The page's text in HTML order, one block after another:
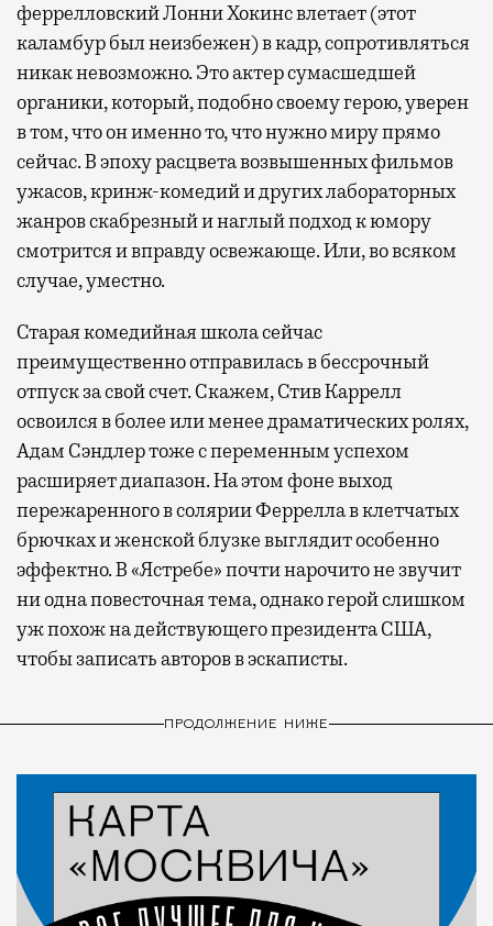
феррелловский Лонни Хокинс влетает (этот
каламбур был неизбежен) в кадр, сопротивляться
никак невозможно. Это актер сумасшедшей
органики, который, подобно своему герою, уверен
в том, что он именно то, что нужно миру прямо
сейчас. В эпоху расцвета возвышенных фильмов
ужасов, кринж-комедий и других лабораторных
жанров скабрезный и наглый подход к юмору
смотрится и вправду освежающе. Или, во всяком
случае, уместно.
Старая комедийная школа сейчас
преимущественно отправилась в бессрочный
отпуск за свой счет. Скажем, Стив Каррелл
освоился в более или менее драматических ролях,
Адам Сэндлер тоже с переменным успехом
расширяет диапазон. На этом фоне выход
пережаренного в солярии Феррелла в клетчатых
брючках и женской блузке выглядит особенно
эффектно. В «Ястребе» почти нарочито не звучит
ни одна повесточная тема, однако герой слишком
уж похож на действующего президента США,
чтобы записать авторов в эскаписты.
ПРОДОЛЖЕНИЕ НИЖЕ